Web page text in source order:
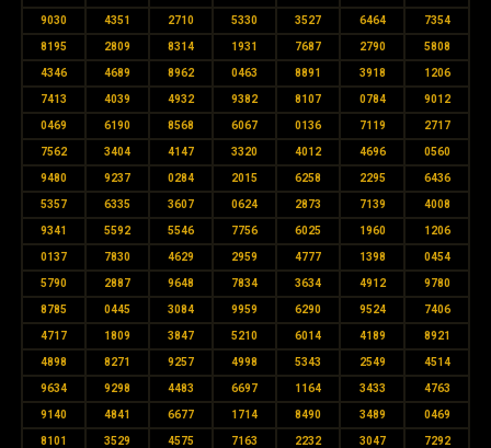
9030 4351 2710 5330 3527 6464 7354
8195 2809 8314 1931 7687 2790 5808
4346 4689 8962 0463 8891 3918 1206
7413 4039 4932 9382 8107 0784 9012
0469 6190 8568 6067 0136 7119 2717
7562 3404 4147 3320 4012 4696 0560
9480 9237 0284 2015 6258 2295 6436
5357 6335 3607 0624 2873 7139 4008
9341 5592 5546 7756 6025 1960 1206
0137 7830 4629 2959 4777 1398 0454
5790 2887 9648 7834 3634 4912 9780
8785 0445 3084 9959 6290 9524 7406
4717 1809 3847 5210 6014 4189 8921
4898 8271 9257 4998 5343 2549 4514
9634 9298 4483 6697 1164 3433 4763
9140 4841 6677 1714 8490 3489 0469
8101 3529 4575 7163 2232 3047 7292